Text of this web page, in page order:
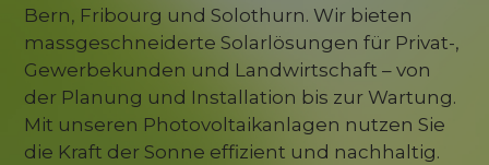
Bern, Fribourg und Solothurn. Wir bieten
massgeschneiderte Solarlösungen für Privat-,
Gewerbekunden und Landwirtschaft – von
der Planung und Installation bis zur Wartung.
Mit unseren Photovoltaikanlagen nutzen Sie
die Kraft der Sonne effizient und nachhaltig.